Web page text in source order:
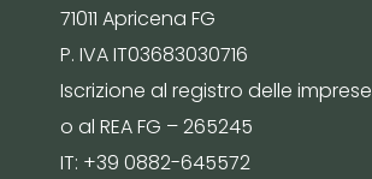
71011 Apricena FG
P. IVA IT03683030716
Iscrizione al registro delle imprese
o al REA FG – 265245
IT: +39 0882-645572